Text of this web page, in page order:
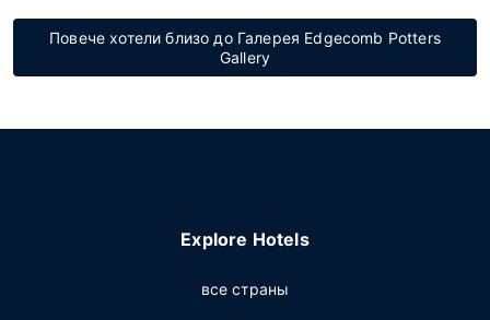
Повече хотели близо до Галерея Edgecomb Potters
Gallery
Explore Hotels
все страны